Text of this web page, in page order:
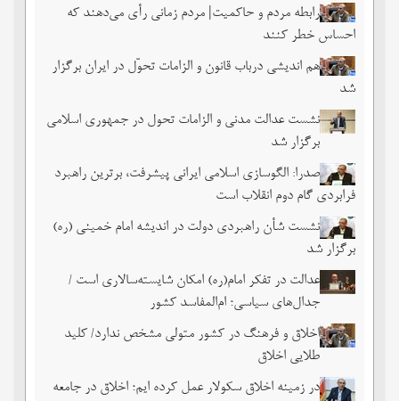
رابطه مردم و حاکمیت| مردم زمانی رأی می‌دهند که
احساس خطر ‌کنند
هم اندیشی درباب قانون و الزامات تحوّل در ایران برگزار
شد
نشست عدالت مدنی و الزامات تحول در جمهوری اسلامی
برگزار شد
صدرا: الگوسازی اسلامی ایرانی پیشرفت، برترین راهبرد
فرابردی گام دوم انقلاب است
نشست شأن راهبردی دولت در اندیشه امام خمینی (ره)
برگزار شد
عدالت در تفکر امام(ره) امکان شایسته‌سالاری است /
جدال‌های سیاسی؛ ام‌المفاسد کشور
اخلاق و فرهنگ در کشور متولی مشخص ندارد/ کلید
طلایی اخلاق
در زمینه اخلاق سکولار عمل کرده ایم؛ اخلاق در جامعه